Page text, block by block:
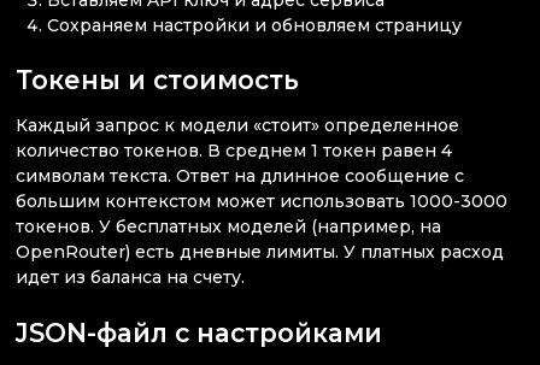
Сохраняем настройки и обновляем страницу
Токены и стоимость
Каждый запрос к модели «стоит» определенное
количество токенов. В среднем 1 токен равен 4
символам текста. Ответ на длинное сообщение с
большим контекстом может использовать 1000-3000
токенов. У бесплатных моделей (например, на
OpenRouter) есть дневные лимиты. У платных расход
идет из баланса на счету.
JSON-файл с настройками